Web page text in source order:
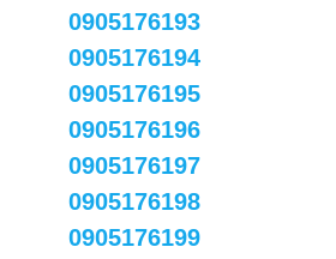
0905176193
0905176194
0905176195
0905176196
0905176197
0905176198
0905176199